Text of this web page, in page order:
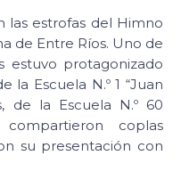
las estrofas del Himno
de Entre Ríos. Uno de
estuvo protagonizado
la Escuela N.º 1 “Juan
de la Escuela N.º 60
compartieron coplas
su presentación con